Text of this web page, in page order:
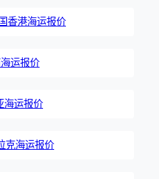
香港海运报价
运报价
海运报价
克海运报价